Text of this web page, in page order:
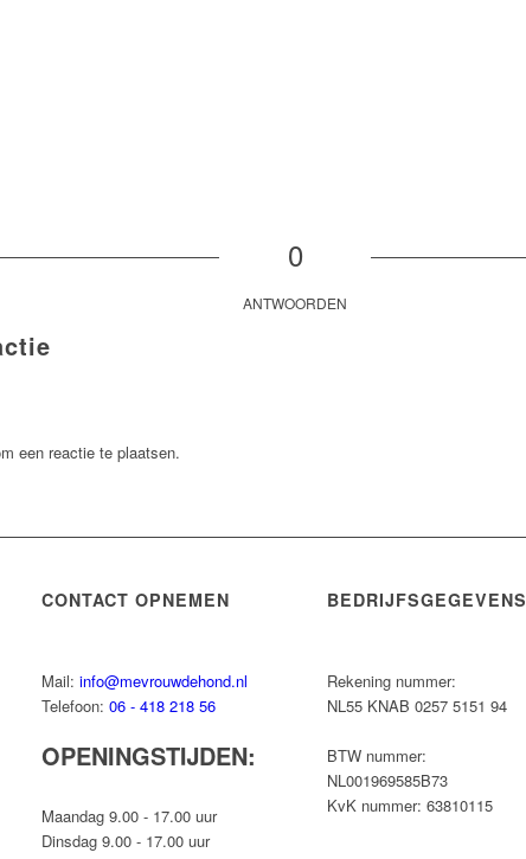
0
ANTWOORDEN
een reactie te plaatsen.
CONTACT OPNEMEN
Mail:info@mevrouwdehond.nl
Telefoon:06 - 418 218 56
OPENINGSTIJDEN:
Maandag 9.00 - 17.00 uur
Dinsdag 9.00 - 17.00 uur
BEDRIJFSGEGEVENS
Rekening nummer:
NL55 KNAB 0257 5151 94
BTW nummer:
NL001969585B73
KvK nummer: 63810115